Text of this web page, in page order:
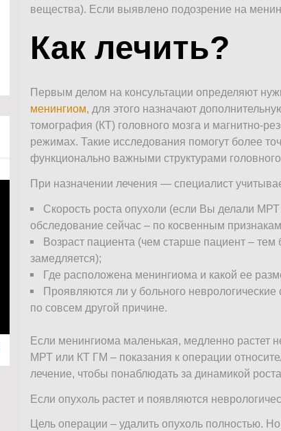
вещества). Если выявлено подозрение на
Как лечить?
Первым делом на консультации определяют
менингиом, для этого назначают
томография (КТ) головного мозга и магнитно-
режимах. Такие исследования помогут более
функционально важными структурами
При назначении лечения — специалист
Скорость роста опухоли (если Вы делали
обследование сейчас – по косвенным
Возраст пациента (чем старше пациент –
замедляется);
Где расположена менингиома и какой ее
Проявляются ли у больного
по совсем другой причине.
Если менингиома маленькая, медленно растет
МРТ или КТ ГМ – показания к операции
лечение, чтобы понаблюдать за динамикой
Если опухоль растет и появляются
Цель операции – удалить опухоль полностью.